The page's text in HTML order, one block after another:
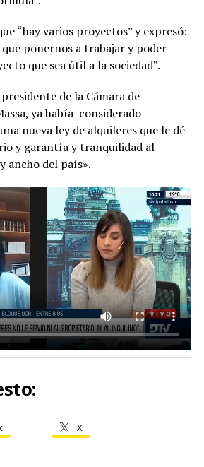
“hay varios proyectos” y expresó:
ponernos a trabajar y poder
que sea útil a la sociedad”.
de la Cámara de
ya había considerado
nueva ley de alquileres que le dé
y garantía y tranquilidad al
ancho del país».
X